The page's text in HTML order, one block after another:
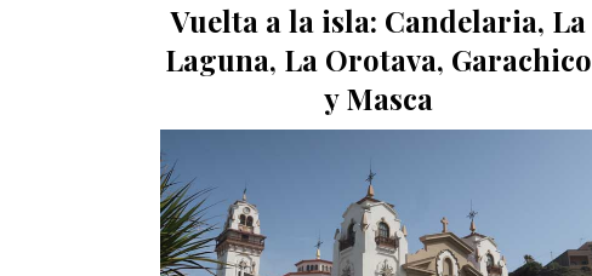
Vuelta a la isla: Candelaria, La
Laguna, La Orotava, Garachico
y Masca